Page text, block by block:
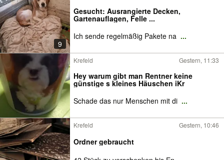
9
Gesucht: Ausrangierte Decken,
Gartenauflagen, Felle ...
Ich sende regelmäßig Pakete na ...
Krefeld Gestern, 11:33
Hey warum gibt man Rentner keine
günstige s kleines Häuschen iKr
Schade das nur Menschen mit di ...
Krefeld Gestern, 10:46
Ordner gebraucht